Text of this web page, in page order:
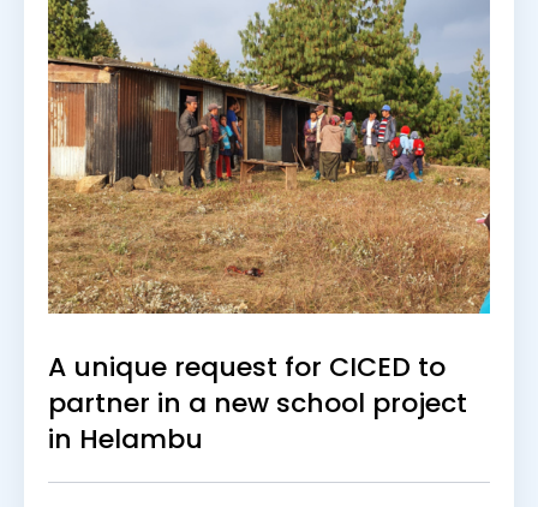
A unique request for CICED to
partner in a new school project
in Helambu